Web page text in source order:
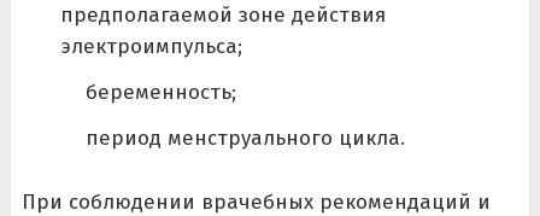
предполагаемой зоне действия
электроимпульса;
беременность;
период менструального цикла.
При соблюдении врачебных рекомендаций и